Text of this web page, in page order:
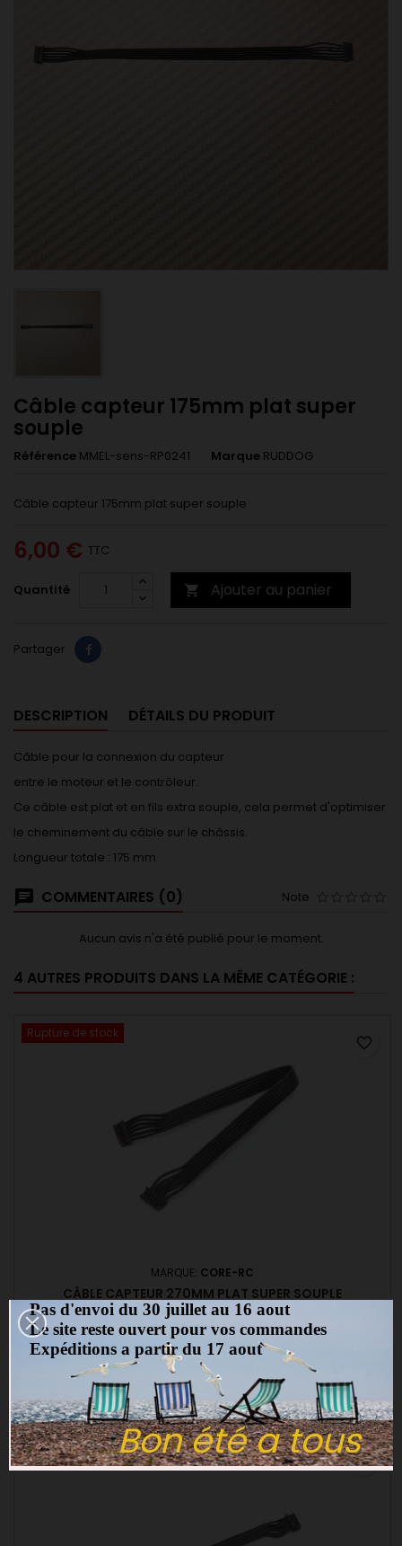
Câble capteur 175mm plat super
souple
Référence MMEL-sens-RP0241 Marque RUDDOG
Câble capteur 175mm plat super souple
6,00 € TTC
Quantité  Ajouter au panier
Partager
DESCRIPTION DÉTAILS DU PRODUIT
Câble pour la connexion du capteur
entre le moteur et le contrôleur.
Ce câble est plat et en fils extra souple, cela permet d'optimiser
le cheminement du câble sur le châssis.
Longueur totale : 175 mm
COMMENTAIRES (0) Note
Aucun avis n'a été publié pour le moment.
4 AUTRES PRODUITS DANS LA MÊME CATÉGORIE :
Rupture de stock
MARQUE: CORE-RC
CÂBLE CAPTEUR 270MM PLAT SUPER SOUPLE
(0)
Câble capteur 270mm plat super souple
6,00 €
 Ajouter au panier
favorite_border
favorite_border
Bon été a tous
Pas d'envoi du 30 juillet au 16 aout
Le site reste ouvert pour vos commandes
Expéditions a partir du 17 aout